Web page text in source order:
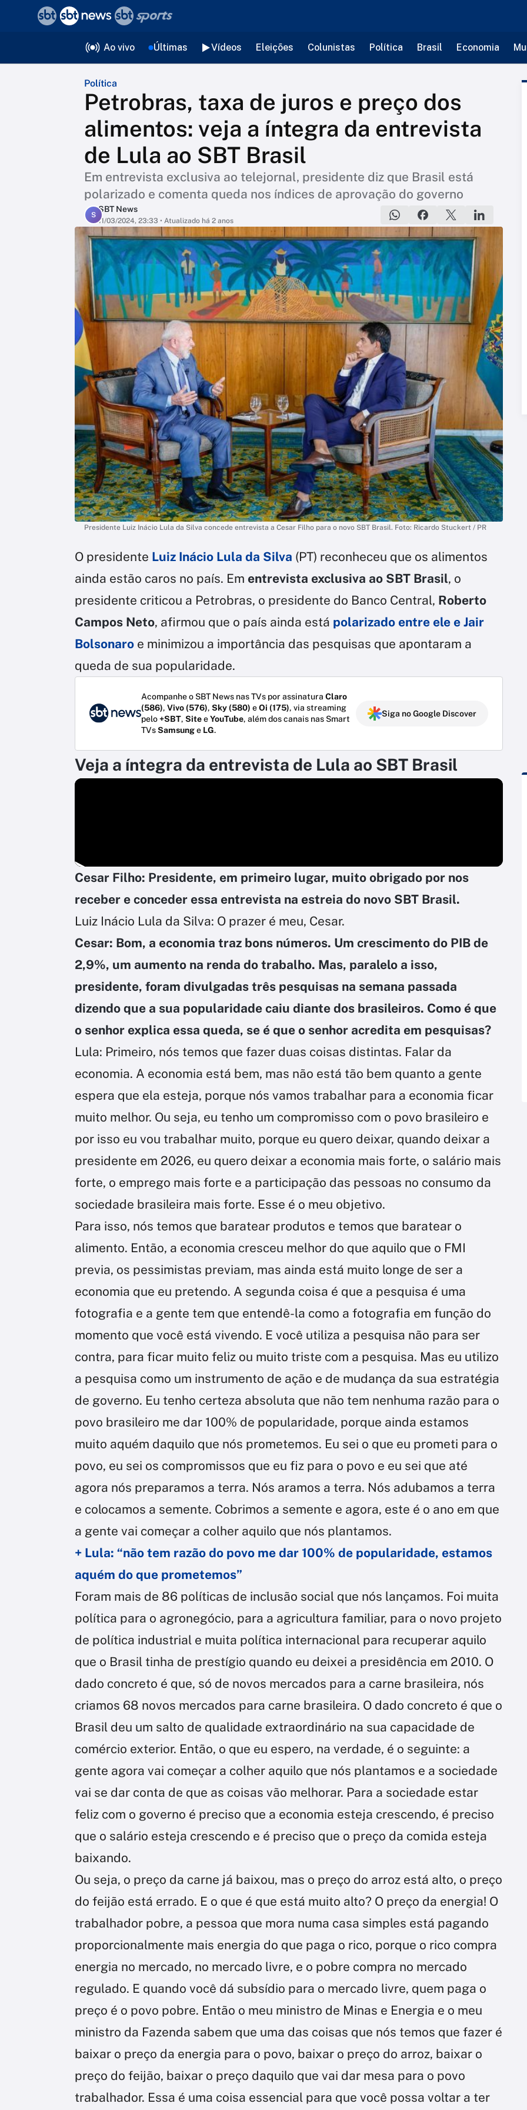
Ao vivo Últimas Vídeos Eleições Colunistas Política Brasil Economia
Política
Petrobras, taxa de juros e preço dos
alimentos: veja a íntegra da entrevista
de Lula ao SBT Brasil
Em entrevista exclusiva ao telejornal, presidente diz que Brasil está
polarizado e comenta queda nos índices de aprovação do governo
S
SBT News
11/03/2024, 23:33 • Atualizado há 2 anos
Presidente Luiz Inácio Lula da Silva concede entrevista a Cesar Filho para o novo SBT Brasil. Foto: Ricardo Stuckert / PR
O presidente Luiz Inácio Lula da Silva (PT) reconheceu que os alimentos
ainda estão caros no país. Em entrevista exclusiva ao SBT Brasil, o
presidente criticou a Petrobras, o presidente do Banco Central, Roberto
Campos Neto, afirmou que o país ainda está polarizado entre ele e Jair
Bolsonaro e minimizou a importância das pesquisas que apontaram a
queda de sua popularidade.
Acompanhe o SBT News nas TVs por assinatura Claro
(586), Vivo (576), Sky (580) eOi (175), via streaming
pelo+SBT, SiteeYouTube, além dos canais nas Smart
TVsSamsunge LG.
Siga no Google Discover
Veja a íntegra da entrevista de Lula ao SBT Brasil
Cesar Filho: Presidente, em primeiro lugar, muito obrigado por nos
receber e conceder essa entrevista na estreia do novo SBT Brasil.
Luiz Inácio Lula da Silva: O prazer é meu, Cesar.
Cesar: Bom, a economia traz bons números. Um crescimento do PIB de
2,9%, um aumento na renda do trabalho. Mas, paralelo a isso,
presidente, foram divulgadas três pesquisas na semana passada
dizendo que a sua popularidade caiu diante dos brasileiros. Como é que
o senhor explica essa queda, se é que o senhor acredita em pesquisas?
Lula: Primeiro, nós temos que fazer duas coisas distintas. Falar da
economia. A economia está bem, mas não está tão bem quanto a gente
espera que ela esteja, porque nós vamos trabalhar para a economia ficar
muito melhor. Ou seja, eu tenho um compromisso com o povo brasileiro e
por isso eu vou trabalhar muito, porque eu quero deixar, quando deixar a
presidente em 2026, eu quero deixar a economia mais forte, o salário mais
forte, o emprego mais forte e a participação das pessoas no consumo da
sociedade brasileira mais forte. Esse é o meu objetivo.
Para isso, nós temos que baratear produtos e temos que baratear o
alimento. Então, a economia cresceu melhor do que aquilo que o FMI
previa, os pessimistas previam, mas ainda está muito longe de ser a
economia que eu pretendo. A segunda coisa é que a pesquisa é uma
fotografia e a gente tem que entendê-la como a fotografia em função do
momento que você está vivendo. E você utiliza a pesquisa não para ser
contra, para ficar muito feliz ou muito triste com a pesquisa. Mas eu utilizo
a pesquisa como um instrumento de ação e de mudança da sua estratégia
de governo. Eu tenho certeza absoluta que não tem nenhuma razão para o
povo brasileiro me dar 100% de popularidade, porque ainda estamos
muito aquém daquilo que nós prometemos. Eu sei o que eu prometi para o
povo, eu sei os compromissos que eu fiz para o povo e eu sei que até
agora nós preparamos a terra. Nós aramos a terra. Nós adubamos a terra
e colocamos a semente. Cobrimos a semente e agora, este é o ano em que
a gente vai começar a colher aquilo que nós plantamos.
+ Lula: “não tem razão do povo me dar 100% de popularidade, estamos
aquém do que prometemos”
Foram mais de 86 políticas de inclusão social que nós lançamos. Foi muita
política para o agronegócio, para a agricultura familiar, para o novo projeto
de política industrial e muita política internacional para recuperar aquilo
que o Brasil tinha de prestígio quando eu deixei a presidência em 2010. O
dado concreto é que, só de novos mercados para a carne brasileira, nós
criamos 68 novos mercados para carne brasileira. O dado concreto é que o
Brasil deu um salto de qualidade extraordinário na sua capacidade de
comércio exterior. Então, o que eu espero, na verdade, é o seguinte: a
gente agora vai começar a colher aquilo que nós plantamos e a sociedade
vai se dar conta de que as coisas vão melhorar. Para a sociedade estar
feliz com o governo é preciso que a economia esteja crescendo, é preciso
que o salário esteja crescendo e é preciso que o preço da comida esteja
baixando.
Ou seja, o preço da carne já baixou, mas o preço do arroz está alto, o preço
do feijão está errado. E o que é que está muito alto? O preço da energia! O
trabalhador pobre, a pessoa que mora numa casa simples está pagando
proporcionalmente mais energia do que paga o rico, porque o rico compra
energia no mercado, no mercado livre, e o pobre compra no mercado
regulado. E quando você dá subsídio para o mercado livre, quem paga o
preço é o povo pobre. Então o meu ministro de Minas e Energia e o meu
ministro da Fazenda sabem que uma das coisas que nós temos que fazer é
baixar o preço da energia para o povo, baixar o preço do arroz, baixar o
preço do feijão, baixar o preço daquilo que vai dar mesa para o povo
trabalhador. Essa é uma coisa essencial para que você possa voltar a ter
voltar
Editorias